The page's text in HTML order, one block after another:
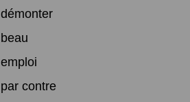
démonter
beau
emploi
par contre